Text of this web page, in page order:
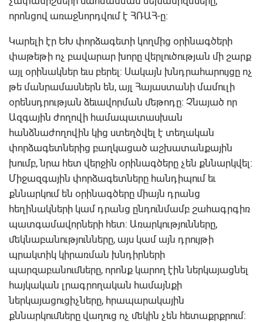
որոնցով առաջնորդվում է ՀՌԱՀ-ը:
Կարելի էր ԵԽ փորձագետի կողմից օրինագծերի
փաթեթի ոչ բավարար խորը վերլուծության մի շարք
այլ օրինակներ եւս բերել: Սակայն խնդրահարույցը ոչ
թե մանրամասներն են, այլ Հայաստանի մամուլի
օրենսդրության ձեւավորման մեթոդը: Չնայած որ
Ազգային ժողովի համապատասխան
հանձնաժողովին կից ստեղծվել է տեղական
փորձագետներից բաղկացած աշխատանքային
խումբ, նրա հետ վերջին օրինագծերը չեն քննարկվել:
Միջազգային փորձագետները հանդիպում եւ
քննարկում են օրինագծերը միայն դրանց
հեղինակների կամ դրանց ընդունմամբ շահագրգիռ
պատգամավորների հետ: Առարկությունները,
մեկնաբանությունները, այս կամ այն դրույթի
պրակտիկ կիրառման խնդիրների
պարզաբանումները, որոնք կարող էին ներկայացնել
հայկական լրագրողական համայնքի
ներկայացուցիչները, հրապարակային
քննարկումները վաղուց ոչ մեկին չեն հետաքրքրում: